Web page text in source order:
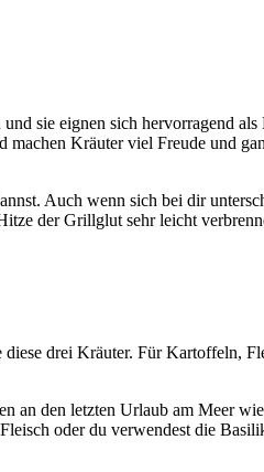
sie eignen sich hervorragend
Kräuter viel Freude und
Auch wenn sich bei dir
der Grillglut sehr leicht
drei Kräuter. Für Kartoffeln,
an den letzten Urlaub am Meer
oder du verwendest die